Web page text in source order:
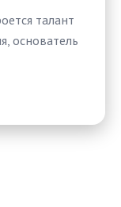
талант
основатель